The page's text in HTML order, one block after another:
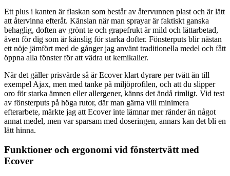
Ett plus i kanten är flaskan som består av återvunnen plast och är lätt
att återvinna efteråt. Känslan när man sprayar är faktiskt ganska
behaglig, doften av grönt te och grapefrukt är mild och lättarbetad,
även för dig som är känslig för starka dofter. Fönsterputs blir nästan
ett nöje jämfört med de gånger jag använt traditionella medel och fått
öppna alla fönster för att vädra ut kemikalier.
När det gäller prisvärde så är Ecover klart dyrare per tvätt än till
exempel Ajax, men med tanke på miljöprofilen, och att du slipper
oro för starka ämnen eller allergener, känns det ändå rimligt. Vid test
av fönsterputs på höga rutor, där man gärna vill minimera
efterarbete, märkte jag att Ecover inte lämnar mer ränder än något
annat medel, men var sparsam med doseringen, annars kan det bli en
lätt hinna.
Funktioner och ergonomi vid fönstertvätt med
Ecover